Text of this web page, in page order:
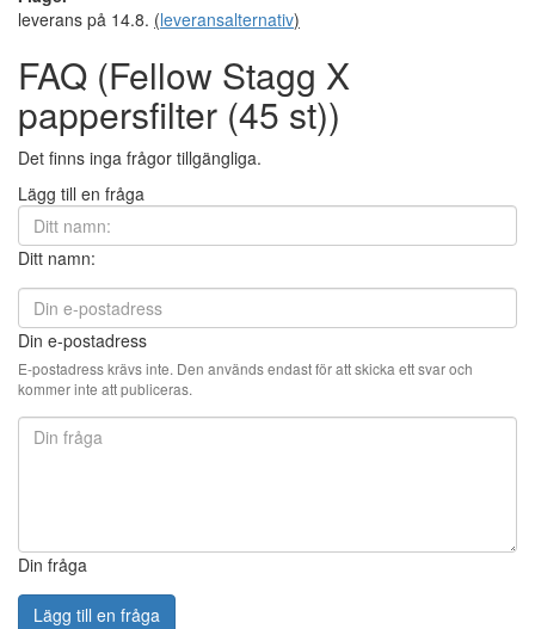
leverans på 14.8. (leveransalternativ)
FAQ (Fellow Stagg X
pappersfilter (45 st))
Det finns inga frågor tillgängliga.
Lägg till en fråga
Ditt namn:
Din e-postadress
E-postadress krävs inte. Den används endast för att skicka ett svar och
kommer inte att publiceras.
Din fråga
Lägg till en fråga